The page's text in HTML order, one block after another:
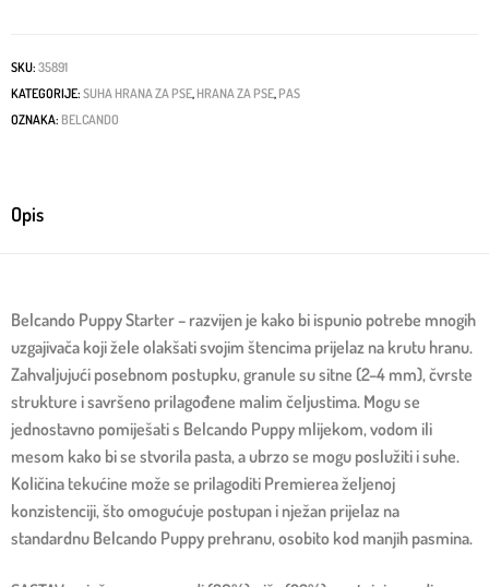
SKU: 35891
KATEGORIJE: SUHA HRANA ZA PSE, HRANA ZA PSE, PAS
OZNAKA: BELCANDO
Opis
Belcando Puppy Starter – razvijen je kako bi ispunio potrebe mnogih
uzgajivača koji žele olakšati svojim štencima prijelaz na krutu hranu.
Zahvaljujući posebnom postupku, granule su sitne (2–4 mm), čvrste
strukture i savršeno prilagođene malim čeljustima. Mogu se
jednostavno pomiješati s Belcando Puppy mlijekom, vodom ili
mesom kako bi se stvorila pasta, a ubrzo se mogu poslužiti i suhe.
Količina tekućine može se prilagoditi Premierea željenoj
konzistenciji, što omogućuje postupan i nježan prijelaz na
standardnu Belcando Puppy prehranu, osobito kod manjih pasmina.